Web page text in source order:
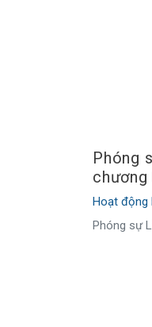
Phóng
Hoạt động
Phóng sự